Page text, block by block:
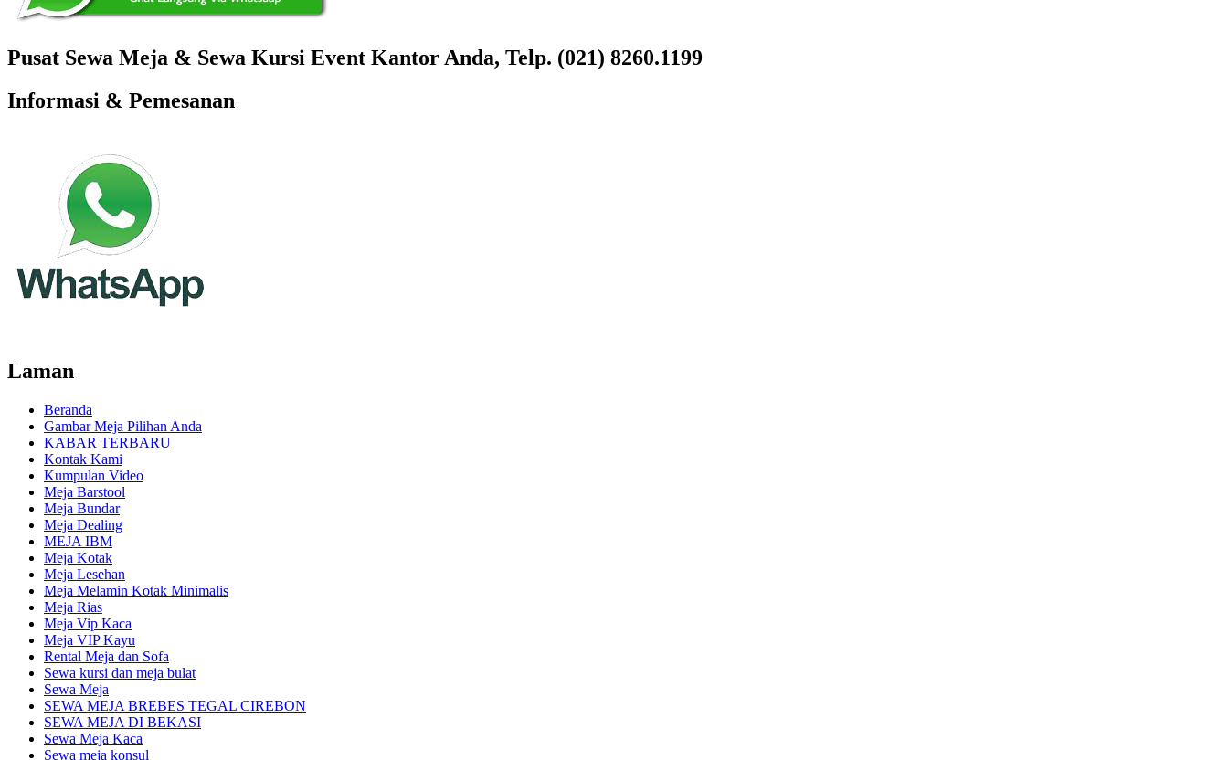
Pusat Sewa Meja & Sewa Kursi Event Kantor Anda, Telp. (021) 8260.1199
Informasi & Pemesanan
Laman
Beranda
Gambar Meja Pilihan Anda
KABAR TERBARU
Kontak Kami
Kumpulan Video
Meja Barstool
Meja Bundar
Meja Dealing
MEJA IBM
Meja Kotak
Meja Lesehan
Meja Melamin Kotak Minimalis
Meja Rias
Meja Vip Kaca
Meja VIP Kayu
Rental Meja dan Sofa
Sewa kursi dan meja bulat
Sewa Meja
SEWA MEJA BREBES TEGAL CIREBON
SEWA MEJA DI BEKASI
Sewa Meja Kaca
Sewa meja konsul